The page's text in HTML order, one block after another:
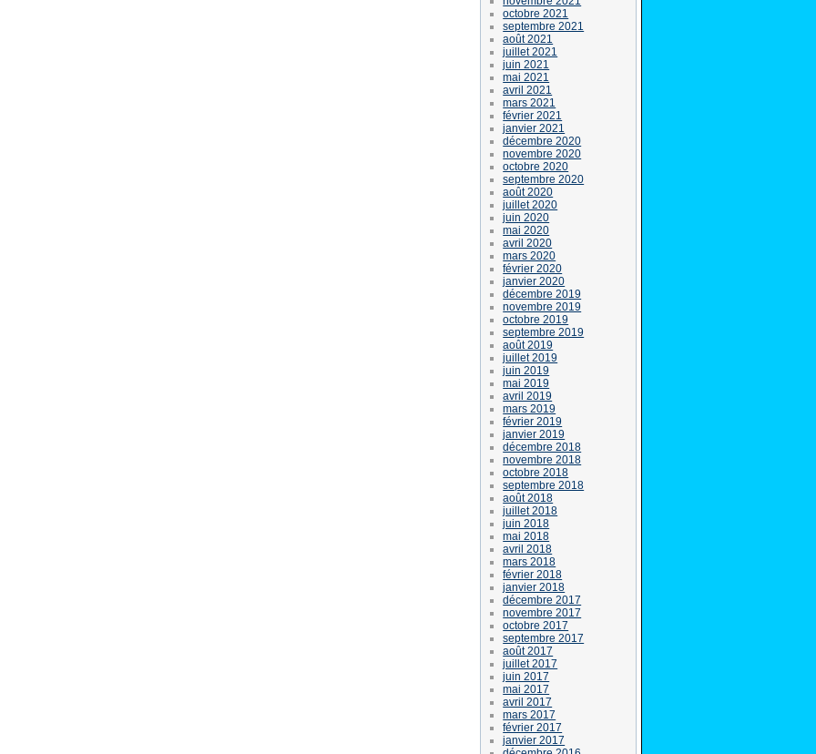
octobre 2021
septembre 2021
août 2021
juillet 2021
juin 2021
mai 2021
avril 2021
mars 2021
février 2021
janvier 2021
décembre 2020
novembre 2020
octobre 2020
septembre 2020
août 2020
juillet 2020
juin 2020
mai 2020
avril 2020
mars 2020
février 2020
janvier 2020
décembre 2019
novembre 2019
octobre 2019
septembre 2019
août 2019
juillet 2019
juin 2019
mai 2019
avril 2019
mars 2019
février 2019
janvier 2019
décembre 2018
novembre 2018
octobre 2018
septembre 2018
août 2018
juillet 2018
juin 2018
mai 2018
avril 2018
mars 2018
février 2018
janvier 2018
décembre 2017
novembre 2017
octobre 2017
septembre 2017
août 2017
juillet 2017
juin 2017
mai 2017
avril 2017
mars 2017
février 2017
janvier 2017